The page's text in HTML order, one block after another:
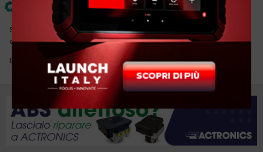
Inviato 12 Giugno 2015
Salve ragazzi, vorrei sapere se qualcuno di voi utilizza ALLDATA,
quali sono le vostre considerazioni
In attesa di risposte vi ringrazio anticipatamente.